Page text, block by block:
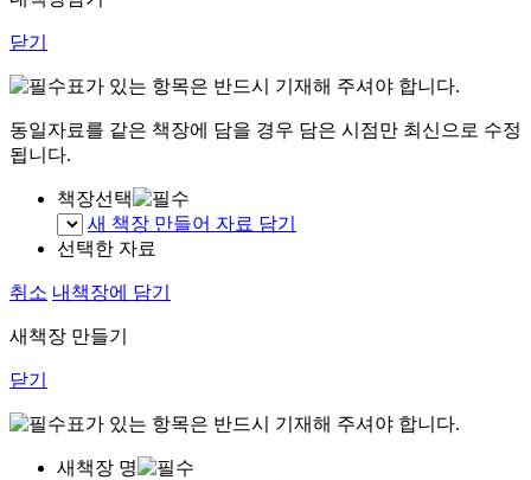
닫기
표가 있는 항목은 반드시 기재해 주셔야 합니다.
동일자료를 같은 책장에 담을 경우 담은 시점만 최신으로 수정
됩니다.
책장선택
새 책장 만들어 자료 담기
선택한 자료
취소 내책장에 담기
새책장 만들기
닫기
표가 있는 항목은 반드시 기재해 주셔야 합니다.
새책장 명